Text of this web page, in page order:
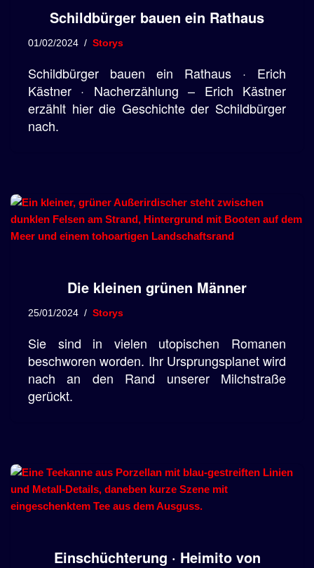
Schildbürger bauen ein Rathaus
01/02/2024 Storys
Schildbürger bauen ein Rathaus · Erich
Kästner · Nacherzählung – Erich Kästner
erzählt hier die Geschichte der Schildbürger
nach.
Die kleinen grünen Männer
25/01/2024 Storys
Sie sind in vielen utopischen Romanen
beschworen worden. Ihr Ursprungsplanet wird
nach an den Rand unserer Milchstraße
gerückt.
Einschüchterung · Heimito von